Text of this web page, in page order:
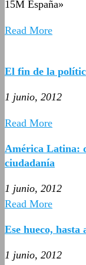
15M España»
Read More
El fin de la
1 junio, 2012
Read More
América Latina:
ciudadanía
1 junio, 2012
Read More
Ese hueco, hasta
1 junio, 2012